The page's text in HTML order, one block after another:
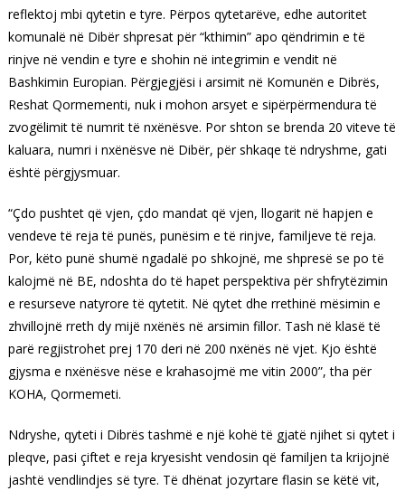
reflektoj mbi qytetin e tyre. Përpos qytetarëve, edhe autoritet
komunalë në Dibër shpresat për “kthimin” apo qëndrimin e të
rinjve në vendin e tyre e shohin në integrimin e vendit në
Bashkimin Europian. Përgjegjësi i arsimit në Komunën e Dibrës,
Reshat Qormementi, nuk i mohon arsyet e sipërpërmendura të
zvogëlimit të numrit të nxënësve. Por shton se brenda 20 viteve të
kaluara, numri i nxënësve në Dibër, për shkaqe të ndryshme, gati
është përgjysmuar.
“Çdo pushtet që vjen, çdo mandat që vjen, llogarit në hapjen e
vendeve të reja të punës, punësim e të rinjve, familjeve të reja.
Por, këto punë shumë ngadalë po shkojnë, me shpresë se po të
kalojmë në BE, ndoshta do të hapet perspektiva për shfrytëzimin
e resurseve natyrore të qytetit. Në qytet dhe rrethinë mësimin e
zhvillojnë rreth dy mijë nxënës në arsimin fillor. Tash në klasë të
parë regjistrohet prej 170 deri në 200 nxënës në vjet. Kjo është
gjysma e nxënësve nëse e krahasojmë me vitin 2000”, tha për
KOHA, Qormemeti.
Ndryshe, qyteti i Dibrës tashmë e një kohë të gjatë njihet si qytet i
pleqve, pasi çiftet e reja kryesisht vendosin që familjen ta krijojnë
jashtë vendlindjes së tyre. Të dhënat jozyrtare flasin se këtë vit,